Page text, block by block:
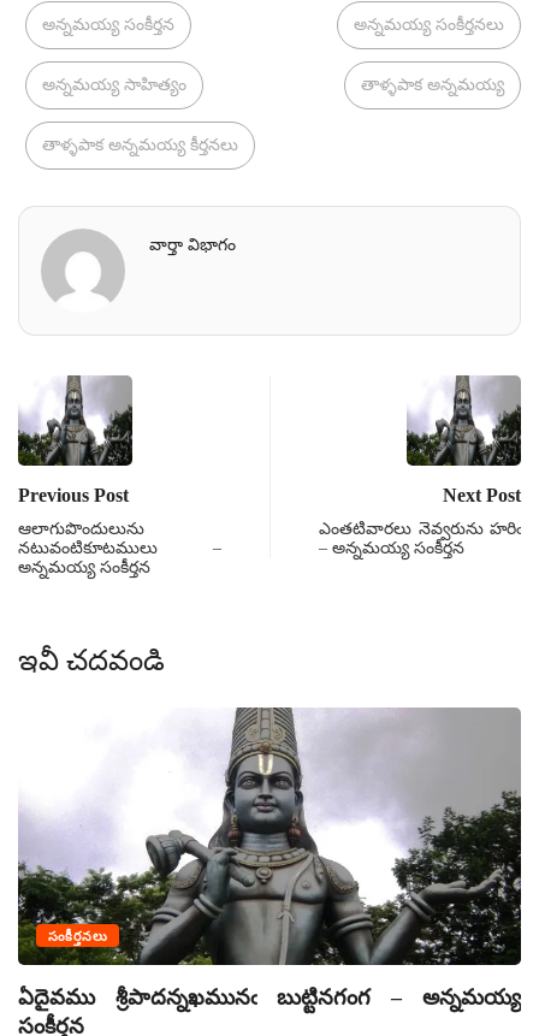
అన్నమయ్య సంకీర్తన అన్నమయ్య సంకీర్తనలు
అన్నమయ్య సాహిత్యం తాళ్ళపాక అన్నమయ్య
తాళ్ళపాక అన్నమయ్య కీర్తనలు
వార్తా విభాగం
Previous Post
ఆలాగుపొందులును
నటువంటికూటములు –
అన్నమయ్య సంకీర్తన
Next Post
ఎంతటివారలు నెవ్వరును హరిఁ
– అన్నమయ్య సంకీర్తన
ఇవీ చదవండి
సంకీర్తనలు
ఏదైవము శ్రీపాదన్నఖమునఁ బుట్టినగంగ – అన్నమయ్య
సంకీర్తన